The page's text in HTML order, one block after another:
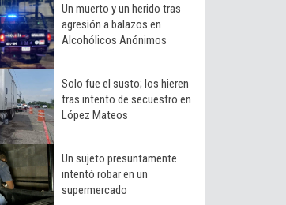
Un muerto y un herido tras
agresión a balazos en
Alcohólicos Anónimos
Solo fue el susto; los hieren
tras intento de secuestro en
López Mateos
Un sujeto presuntamente
intentó robar en un
supermercado